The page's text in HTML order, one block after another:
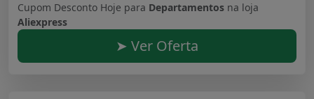
Cupom Desconto Hoje para Departamentos na loja
Aliexpress
➤ Ver Oferta